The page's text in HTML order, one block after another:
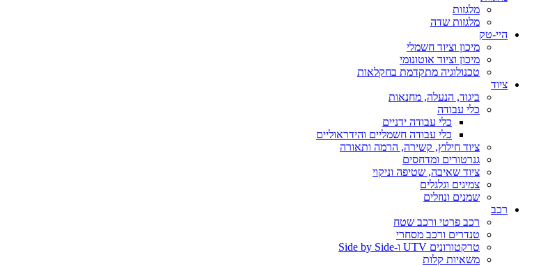
מלגזות
מלגזות שדה
היי-טק
מיכון וציוד חשמלי
מיכון וציוד אוטונומי
טכנולוגיה מתקדמת בחקלאות
ציוד
ביגוד, הנעלה, מחנאות
כלי עבודה
כלי עבודה ידניים
כלי עבודה חשמליים והידראוליים
ציוד חילוץ, קשירה, הרמה ותאורה
גנרטורים ומדחסים
ציוד שאיבה, שטיפה וניקוי
צמיגים וגלגלים
שמנים ונוזלים
רכב
רכב פרטי ורכב שטח
טנדרים ורכב מסחרי
טרקטורונים UTV ו-Side by Side
משאיות קלות